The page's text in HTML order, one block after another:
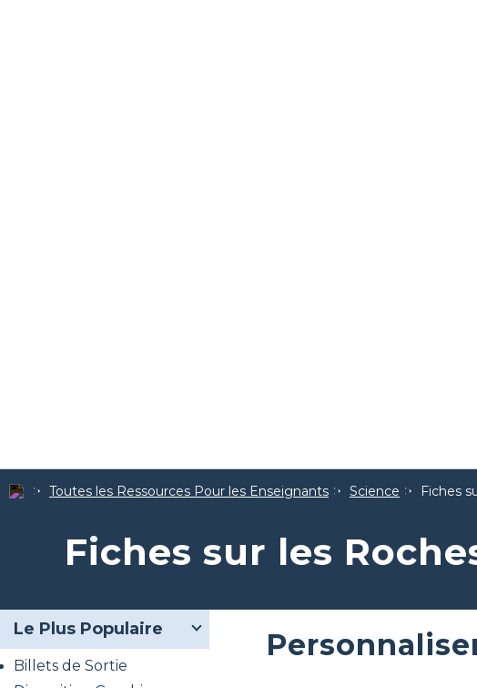
Toutes les Ressources Pour les Enseignants Science Fiches
Fiches sur les
Le Plus Populaire
Billets de Sortie